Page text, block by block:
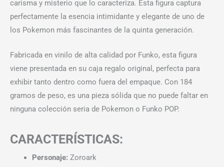
carisma y misterio que lo caracteriza. Esta figura captura
perfectamente la esencia intimidante y elegante de uno de
los Pokemon más fascinantes de la quinta generación.
Fabricada en vinilo de alta calidad por Funko, esta figura
viene presentada en su caja regalo original, perfecta para
exhibir tanto dentro como fuera del empaque. Con 184
gramos de peso, es una pieza sólida que no puede faltar en
ninguna colección seria de Pokemon o Funko POP.
CARACTERÍSTICAS:
Personaje: Zoroark